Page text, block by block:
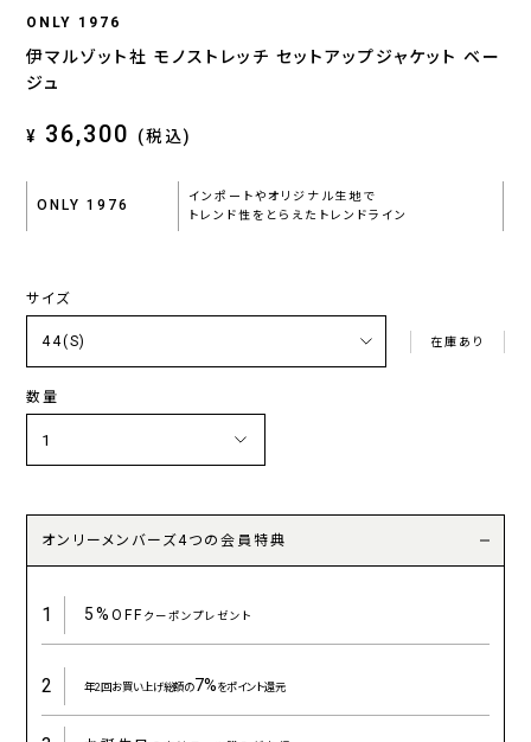
ONLY 1976
伊マルゾット社 モノストレッチ セットアップジャケット ベー
ジュ
¥ 36,300 (税込)
ONLY 1976
インポートやオリジナル生地で
トレンド性をとらえたトレンドライン
サイズ
在庫あり
数量
オンリーメンバーズ4つの会員特典
1 5%OFFクーポンプレゼント
2 年2回お買い上げ総額の7%をポイント還元